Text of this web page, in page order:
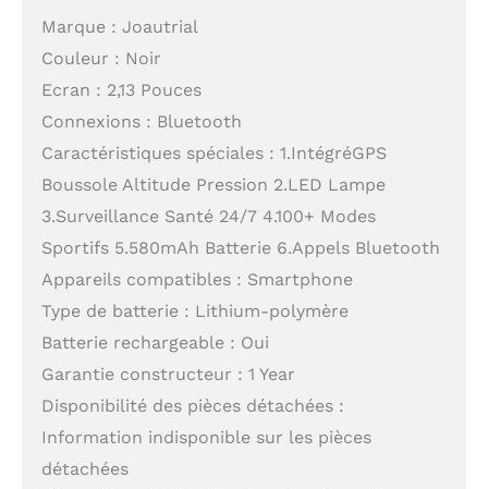
Marque : Joautrial
Couleur : Noir
Ecran : 2,13 Pouces
Connexions : Bluetooth
Caractéristiques spéciales : 1.IntégréGPS
Boussole Altitude Pression 2.LED Lampe
3.Surveillance Santé 24/7 4.100+ Modes
Sportifs 5.580mAh Batterie 6.Appels Bluetooth
Appareils compatibles : Smartphone
Type de batterie : Lithium-polymère
Batterie rechargeable : Oui
Garantie constructeur : 1 Year
Disponibilité des pièces détachées :
Information indisponible sur les pièces
détachées